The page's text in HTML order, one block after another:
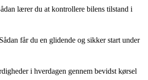
lærer du at kontrollere bilens tilstand i
får du en glidende og sikker start under
i hverdagen gennem bevidst kørsel